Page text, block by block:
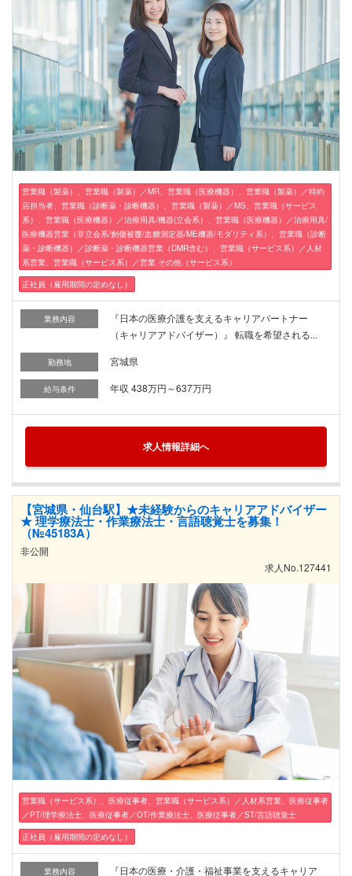
営業職（製薬）、営業職（製薬）／MR、営業職（医療機器）、営業職（製薬）／特約
店担当者、営業職（診断薬・診断機器）、営業職（製薬）／MS、営業職（サービス
系）、営業職（医療機器）／治療用具/機器(立会系）、営業職（医療機器）／治療用具/
医療機器営業（非立会系/創傷被覆/血糖測定器/ME機器/モダリティ系）、営業職（診断
薬・診断機器）／診断薬・診断機器営業（DMR含む）、営業職（サービス系）／人材
系営業、営業職（サービス系）／営業 その他（サービス系）
正社員（雇用期間の定めなし）
業務内容
『日本の医療介護を支えるキャリアパートナー
（キャリアアドバイザー）』 転職を希望される...
勤務地 宮城県
給与条件 年収 438万円～637万円
求人情報詳細へ
【宮城県・仙台駅】★未経験からのキャリアアドバイザー
★ 理学療法士・作業療法士・言語聴覚士を募集！
（№45183A）
非公開
求人No.127441
営業職（サービス系）、医療従事者、営業職（サービス系）／人材系営業、医療従事者
／PT/理学療法士、医療従事者／OT/作業療法士、医療従事者／ST/言語聴覚士
正社員（雇用期間の定めなし）
業務内容
『日本の医療・介護・福祉事業を支えるキャリア